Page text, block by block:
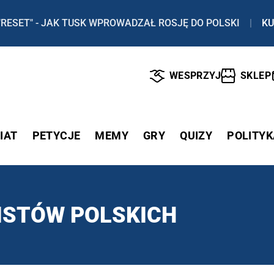
- JAK TUSK WPROWADZAŁ ROSJĘ DO POLSKI |
WESPRZYJ SKLEP
PETYCJE MEMY GRY QUIZY
POLSKICH